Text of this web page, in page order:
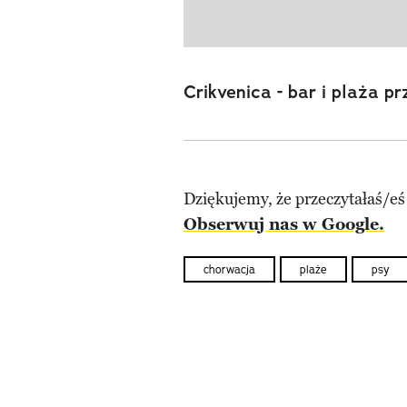
Crikvenica - bar i plaża
Dziękujemy, że przeczytałaś/
Obserwuj nas w Google.
chorwacja plaże psy